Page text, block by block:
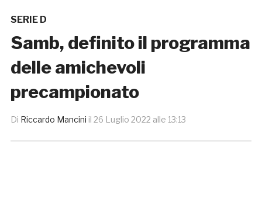
SERIE D
Samb, definito il programma
delle amichevoli
precampionato
Di Riccardo Mancini il 26 Luglio 2022 alle 13:13